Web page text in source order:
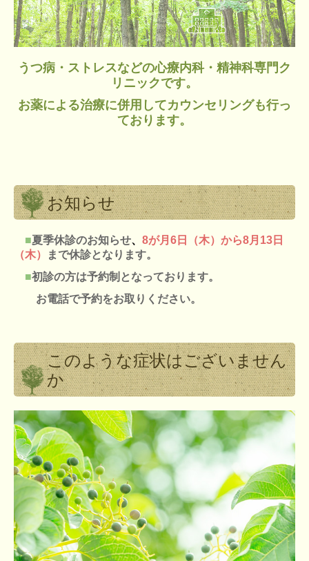
情報の取り扱い及び一般名処方について
うつ病・ストレスなどの心療内科・精神科専門ク
リニックです。
お薬による治療に併用してカウンセリングも行っ
ております。
お知らせ
■夏季休診のお知らせ、 8が月6日（木）から8月13日
（木）
まで休診となります。
■初診の方は予約制となっております。
お電話で予約をお取りください。
このような症状はございません
か